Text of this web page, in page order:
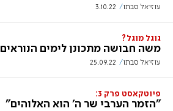
עוזיאל סבתו 3.10.22
גוגל מוגל?
משה חבושה מתכונן לימים הנוראים
עוזיאל סבתו 25.09.22
פיוטקאסט פרק 3:
"הזמר הערבי שר ה' הוא האלוהים"